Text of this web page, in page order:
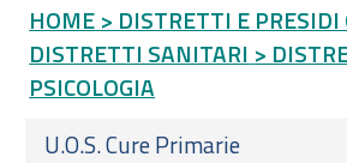
HOME > DISTRETTI E
DISTRETTI SANITARI >
PSICOLOGIA
U.O.S. Cure Primarie